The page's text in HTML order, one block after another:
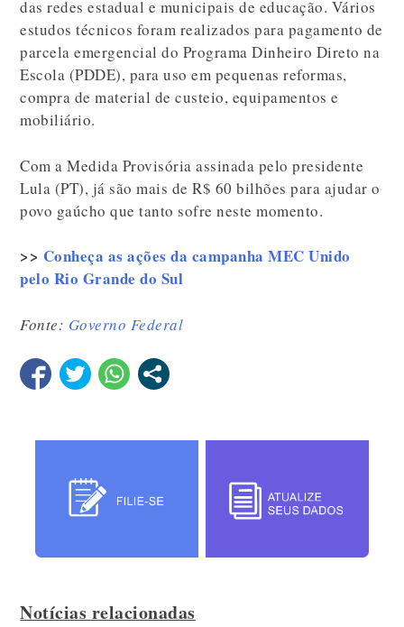
das redes estadual e municipais de educação. Vários
estudos técnicos foram realizados para pagamento de
parcela emergencial do Programa Dinheiro Direto na
Escola (PDDE), para uso em pequenas reformas,
compra de material de custeio, equipamentos e
mobiliário.
Com a Medida Provisória assinada pelo presidente
Lula (PT), já são mais de R$ 60 bilhões para ajudar o
povo gaúcho que tanto sofre neste momento.
>> Conheça as ações da campanha MEC Unido
pelo Rio Grande do Sul
Fonte: Governo Federal
Notícias relacionadas